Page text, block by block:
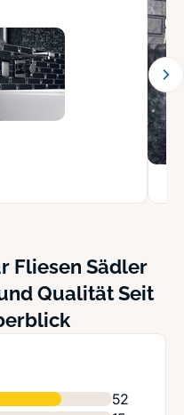
Fliesen Sädler
Qualität Seit
52